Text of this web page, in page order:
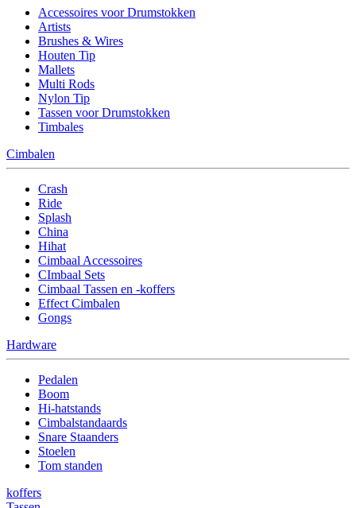
Accessoires voor Drumstokken
Artists
Brushes & Wires
Houten Tip
Mallets
Multi Rods
Nylon Tip
Tassen voor Drumstokken
Timbales
Cimbalen
Crash
Ride
Splash
China
Hihat
Cimbaal Accessoires
CImbaal Sets
Cimbaal Tassen en -koffers
Effect Cimbalen
Gongs
Hardware
Pedalen
Boom
Hi-hatstands
Cimbalstandaards
Snare Staanders
Stoelen
Tom standen
koffers